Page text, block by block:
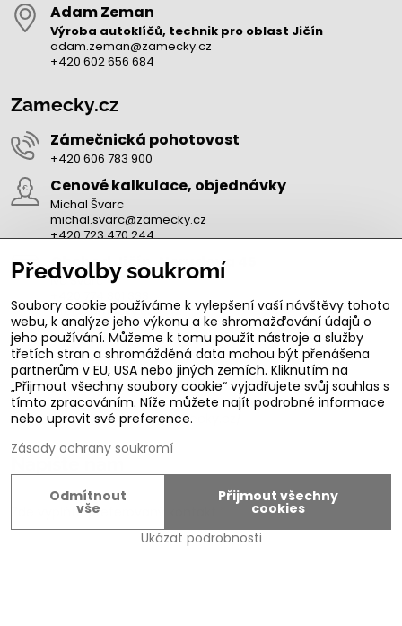
Adam Zeman
Výroba autoklíčů, technik pro oblast Jičín
adam.zeman@zamecky.cz
+420 602 656 684
Zamecky.cz
Zámečnická pohotovost
+420 606 783 900
Cenové kalkulace, objednávky
Michal Švarc
michal.svarc@zamecky.cz
+420 723 470 244
Obchod Jičín, Nerudova 45
Ivo Švarc
+420 774 301 333
info@zamecky.cz
Výroba Autoklíčů, servisní technik FAB
Adam Zeman
+420 602 656 684
adam.zeman@zamecky.cz
Zamecky.cz/
Napište nám
Zde vyplňte preferovaný kontakt
Předvolby soukromí
Soubory cookie používáme k vylepšení vaší návštěvy tohoto
webu, k analýze jeho výkonu a ke shromažďování údajů o
jeho používání. Můžeme k tomu použít nástroje a služby
třetích stran a shromážděná data mohou být přenášena
partnerům v EU, USA nebo jiných zemích. Kliknutím na
„Přijmout všechny soubory cookie“ vyjadřujete svůj souhlas s
tímto zpracováním. Níže můžete najít podrobné informace
nebo upravit své preference.
Zásady ochrany soukromí
Ukázat podrobnosti
Přijmout všechny
cookies
Odmítnout
vše